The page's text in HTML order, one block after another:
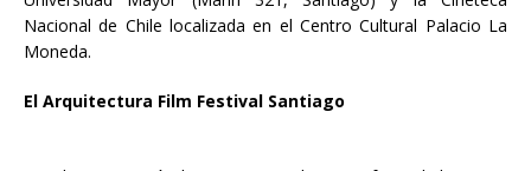
Nacional de Chile localizada en el Centro Cultural Palacio La
Moneda.
El Arquitectura Film Festival Santiago